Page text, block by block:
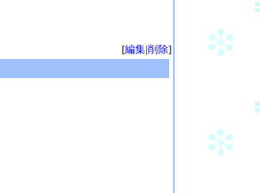
[編集|削除]